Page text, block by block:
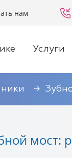
нам
Услуги
мост: